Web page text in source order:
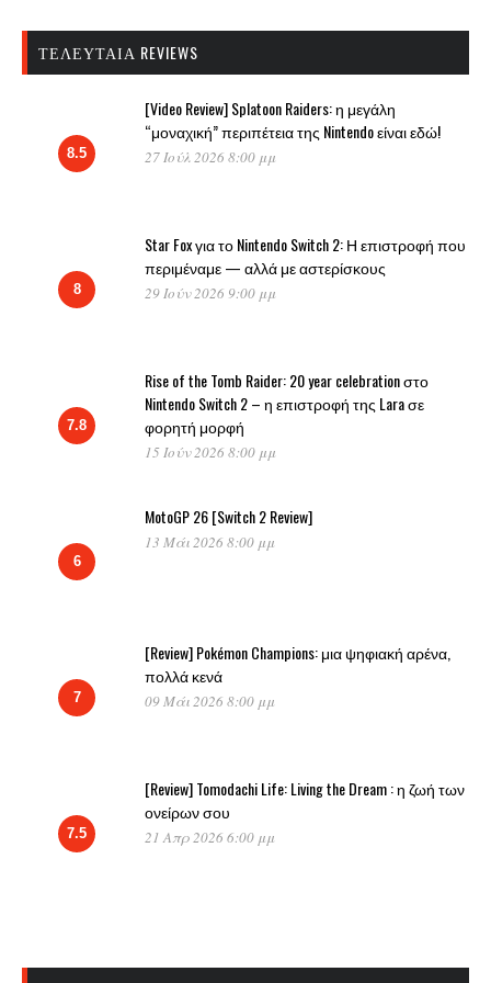
ΤΕΛΕΥΤΑΊΑ REVIEWS
8.5
[Video Review] Splatoon Raiders: η μεγάλη
“μοναχική” περιπέτεια της Nintendo είναι εδώ!
27 Ιούλ 2026 8:00 μμ
8
Star Fox για το Nintendo Switch 2: Η επιστροφή που
περιμέναμε — αλλά με αστερίσκους
29 Ιούν 2026 9:00 μμ
7.8
Rise of the Tomb Raider: 20 year celebration στο
Nintendo Switch 2 – η επιστροφή της Lara σε
φορητή μορφή
15 Ιούν 2026 8:00 μμ
6
MotoGP 26 [Switch 2 Review]
13 Μάι 2026 8:00 μμ
7
[Review] Pokémon Champions: μια ψηφιακή αρένα,
πολλά κενά
09 Μάι 2026 8:00 μμ
7.5
[Review] Tomodachi Life: Living the Dream : η ζωή των
ονείρων σου
21 Απρ 2026 6:00 μμ